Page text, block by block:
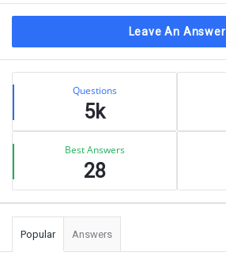
Leave An Answer
Sidebar
Stats Questions
5k
Best Answers
28
Popular Answers